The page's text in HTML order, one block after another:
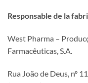
Responsable de la
West Pharma –
Farmacêuticas, S.A.
Rua João de Deus, nº